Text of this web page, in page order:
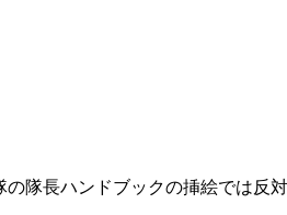
隊長ハンドブックの挿絵では